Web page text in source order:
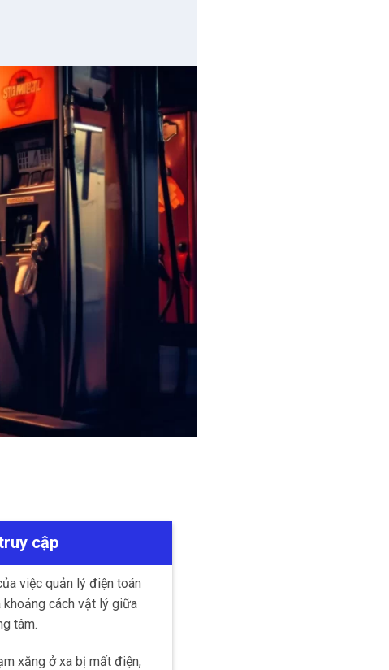
cập
việc quản lý điện toán
khoảng cách vật lý giữa
tâm.
xăng ở xa bị mất điện,